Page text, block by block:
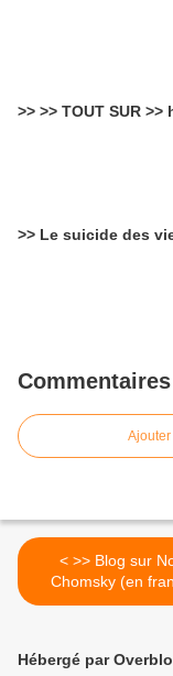
>> >> TOUT SUR
>> Le suicide des
Commentaires
< >> Blog sur Noam
Chomsky (en
Hébergé par